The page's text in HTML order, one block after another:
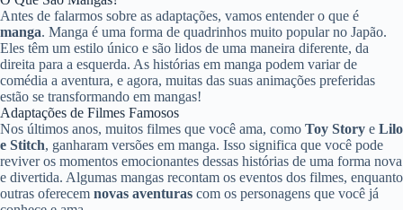
Antes de falarmos sobre as adaptações, vamos entender o que é
manga. Manga é uma forma de quadrinhos muito popular no Japão.
Eles têm um estilo único e são lidos de uma maneira diferente, da
direita para a esquerda. As histórias em manga podem variar de
comédia a aventura, e agora, muitas das suas animações preferidas
estão se transformando em mangas!
Adaptações de Filmes Famosos
Nos últimos anos, muitos filmes que você ama, como Toy Story e Lilo
e Stitch, ganharam versões em manga. Isso significa que você pode
reviver os momentos emocionantes dessas histórias de uma forma nova
e divertida. Algumas mangas recontam os eventos dos filmes, enquanto
outras oferecem novas aventuras com os personagens que você já